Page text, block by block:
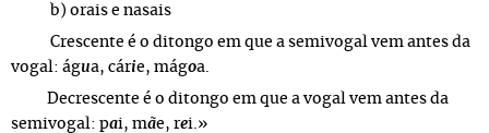
b) orais e nasais
Crescente é o ditongo em que a semivogal vem antes da
vogal: água, cárie, mágoa.
Decrescente é o ditongo em que a vogal vem antes da
semivogal: pai, mãe, rei.»